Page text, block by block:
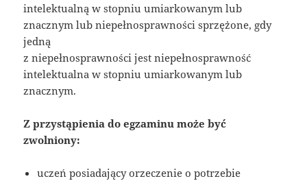
intelektualną w stopniu umiarkowanym lub
znacznym lub niepełnosprawności sprzężone, gdy
jedną
z niepełnosprawności jest niepełnosprawność
intelektualna w stopniu umiarkowanym lub
znacznym.
Z przystąpienia do egzaminu może być
zwolniony:
uczeń posiadający orzeczenie o potrzebie